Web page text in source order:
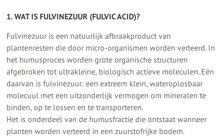
1. WAT IS FULVINEZUUR (FULVIC ACID)?
Fulvinezuur is een natuurlijk afbraakproduct van
plantenresten die door micro-organismen worden verteerd. In
het humusproces worden grote organische structuren
afgebroken tot ultrakleine, biologisch actieve moleculen. Eén
daarvan is fulvinezuur: een extreem klein, wateroplosbaar
molecuul met een uitzonderlijk vermogen om mineralen te
binden, op te lossen en te transporteren.
Het is onderdeel van de humusfractie die ontstaat wanneer
planten worden verteerd in een zuurstofrijke bodem.